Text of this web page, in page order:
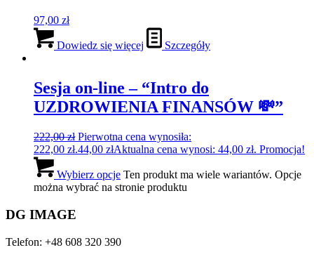
97,00 zł
Dowiedz się więcej Szczegóły
Sesja on-line – “Intro do
UZDROWIENIA FINANSÓW 💸”
222,00zł Pierwotna cena wynosiła:
222,00 zł.44,00 złAktualna cena wynosi: 44,00 zł. Promocja!
Wybierz opcje Ten produkt ma wiele wariantów. Opcje
można wybrać na stronie produktu
DG IMAGE
Telefon: +48 608 320 390